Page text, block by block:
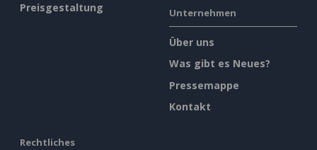
Preisgestaltung
Unternehmen
Über uns
Was gibt es Neues?
Pressemappe
Kontakt
Rechtliches